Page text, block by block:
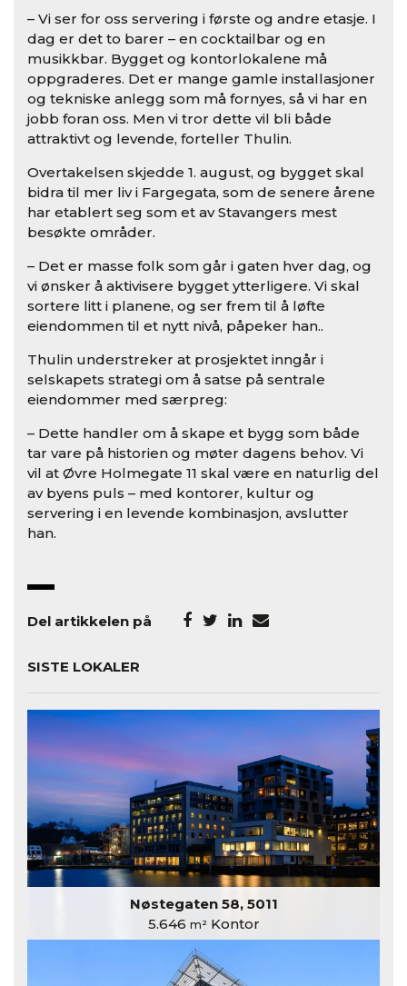
– Vi ser for oss servering i første og andre etasje. I
dag er det to barer – en cocktailbar og en
musikkbar. Bygget og kontorlokalene må
oppgraderes. Det er mange gamle installasjoner
og tekniske anlegg som må fornyes, så vi har en
jobb foran oss. Men vi tror dette vil bli både
attraktivt og levende, forteller Thulin.
Overtakelsen skjedde 1. august, og bygget skal
bidra til mer liv i Fargegata, som de senere årene
har etablert seg som et av Stavangers mest
besøkte områder.
– Det er masse folk som går i gaten hver dag, og
vi ønsker å aktivisere bygget ytterligere. Vi skal
sortere litt i planene, og ser frem til å løfte
eiendommen til et nytt nivå, påpeker han..
Thulin understreker at prosjektet inngår i
selskapets strategi om å satse på sentrale
eiendommer med særpreg:
– Dette handler om å skape et bygg som både
tar vare på historien og møter dagens behov. Vi
vil at Øvre Holmegate 11 skal være en naturlig del
av byens puls – med kontorer, kultur og
servering i en levende kombinasjon, avslutter
han.
Del artikkelen på
SISTE LOKALER
Nøstegaten 58, 5011
5.646 m²Kontor